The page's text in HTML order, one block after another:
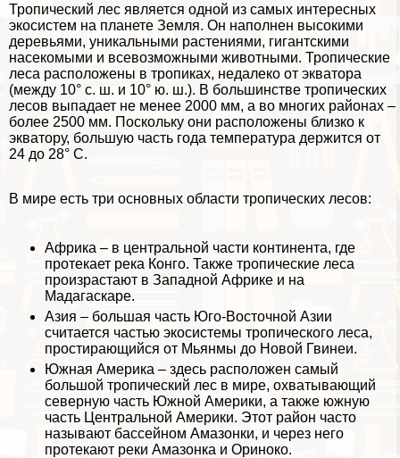
Тропический лес является одной из самых интересных
экосистем на планете Земля. Он наполнен высокими
деревьями, уникальными растениями, гигантскими
насекомыми и всевозможными животными. Тропические
леса расположены в тропиках, недалеко от экватора
(между 10° с. ш. и 10° ю. ш.). В большинстве тропических
лесов выпадает не менее 2000 мм, а во многих районах –
более 2500 мм. Поскольку они расположены близко к
экватору, большую часть года температура держится от
24 до 28° С.
В мире есть три основных области тропических лесов:
Африка – в центральной части континента, где
протекает река Конго. Также тропические леса
произрастают в Западной Африке и на
Мадагаскаре.
Азия – большая часть Юго-Восточной Азии
считается частью экосистемы тропического леса,
простирающийся от Мьянмы до Новой Гвинеи.
Южная Америка – здесь расположен самый
большой тропический лес в мире, охватывающий
северную часть Южной Америки, а также южную
часть Центральной Америки. Этот район часто
называют бассейном Амaзoнки, и через него
протекают реки Амaзoнка и Ориноко.